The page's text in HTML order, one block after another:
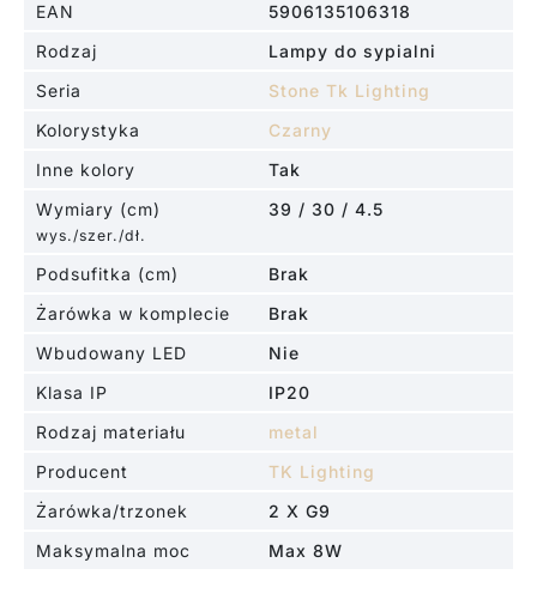
EAN
5906135106318
Rodzaj
Lampy do sypialni
Seria
Stone Tk Lighting
Kolorystyka
Czarny
Inne kolory
Tak
Wymiary (cm)
wys./szer./dł.
39 / 30 / 4.5
Podsufitka (cm)
Brak
Żarówka w komplecie
Brak
Wbudowany LED
Nie
Klasa IP
IP20
Rodzaj materiału
metal
Producent
TK Lighting
Żarówka/trzonek
2 X G9
Maksymalna moc
Max 8W